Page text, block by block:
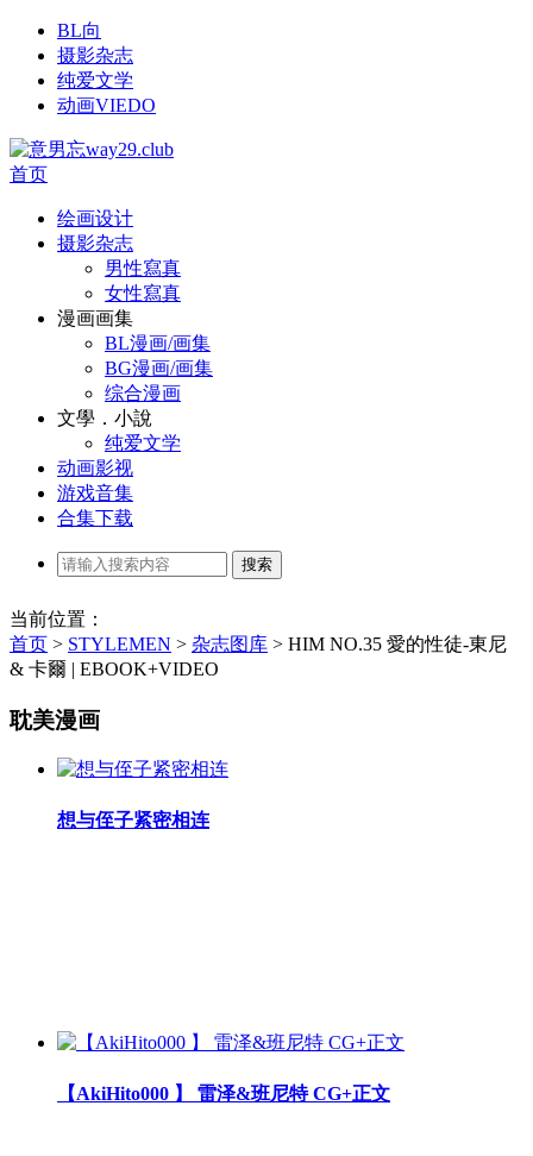
BL向
摄影杂志
纯爱文学
动画VIEDO
首页
绘画设计
摄影杂志
男性寫真
女性寫真
漫画画集
BL漫画/画集
BG漫画/画集
综合漫画
文學．小說
纯爱文学
动画影视
游戏音集
合集下载
当前位置：
首页 > STYLEMEN > 杂志图库 > HIM NO.35 愛的性徒-東尼
& 卡爾 | EBOOK+VIDEO
耽美漫画
想与侄子紧密相连
【AkiHito000 】 雷泽&班尼特 CG+正文